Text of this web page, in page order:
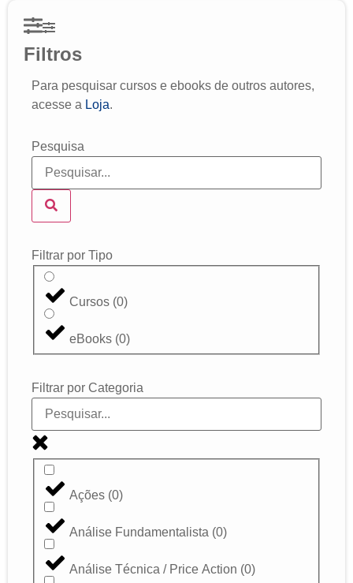
Filtros
Para pesquisar cursos e ebooks de outros autores,
acesse a Loja.
Pesquisa
Filtrar por Tipo
Cursos (0)
eBooks (0)
Filtrar por Categoria
Ações (0)
Análise Fundamentalista (0)
Análise Técnica / Price Action (0)